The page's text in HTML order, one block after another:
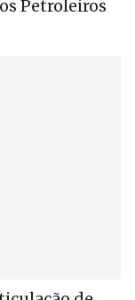
Petroleiros